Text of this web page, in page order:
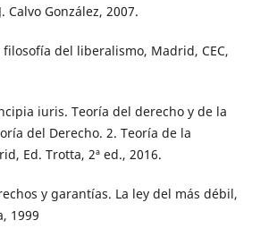
Calvo González, 2007.
filosofía del liberalismo, Madrid, CEC,
iuris. Teoría del derecho y de la
del Derecho. 2. Teoría de la
Ed. Trotta, 2ª ed., 2016.
y garantías. La ley del más débil,
1999